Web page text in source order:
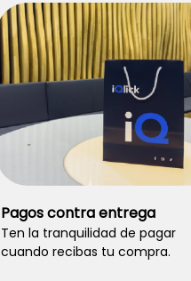
Pagos contra entrega
Ten la tranquilidad de pagar
cuando recibas tu compra.